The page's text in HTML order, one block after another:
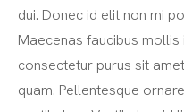
dui. Donec id elit non mi
Maecenas faucibus
consectetur purus sit
quam. Pellentesque